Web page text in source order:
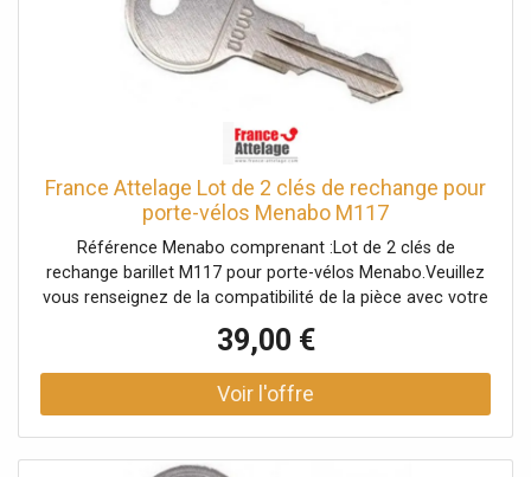
France Attelage Lot de 2 clés de rechange pour
porte-vélos Menabo M117
Référence Menabo comprenant :Lot de 2 clés de
rechange barillet M117 pour porte-vélos Menabo.Veuillez
vous renseignez de la compatibilité de la pièce avec votre
39,00 €